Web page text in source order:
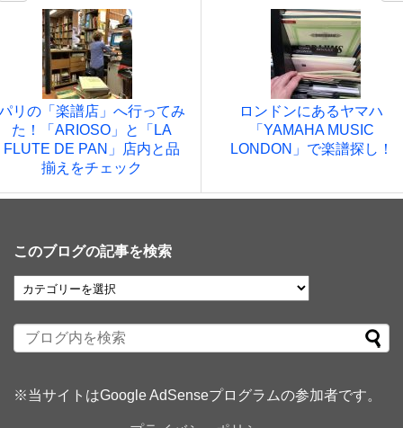
リの「楽譜店」へ行ってみ
た！「ARIOSO」と「LA
FLUTE DE PAN」店内と品
揃えをチェック
ロンドンにあるヤマハ
「YAMAHA MUSIC
LONDON」で楽譜探し！
このブログの記事を検索
※当サイトはGoogle AdSenseプログラムの参加者です。